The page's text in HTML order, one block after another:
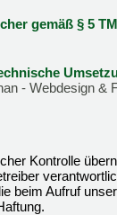
gemäß § 5
- Webdesign &
Kontrolle
beim Aufruf